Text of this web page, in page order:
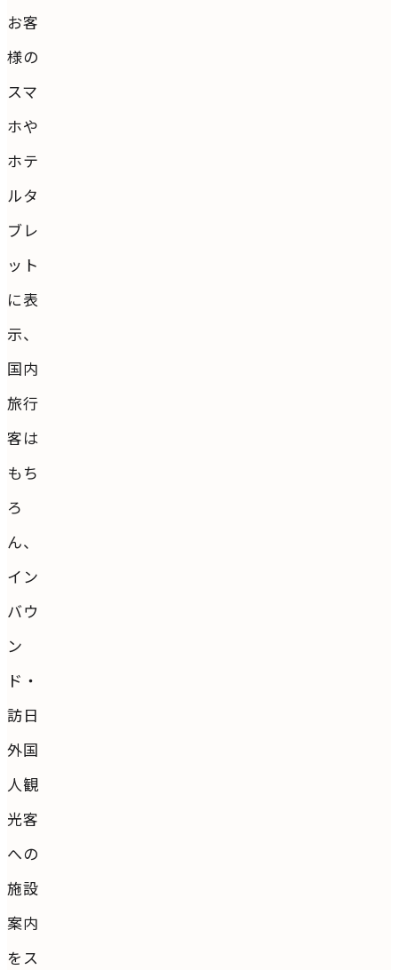
お客
様の
スマ
ホや
ホテ
ルタ
ブレ
ット
に表
示、
国内
旅行
客は
もち
ろ
ん、
イン
バウ
ン
ド・
訪日
外国
人観
光客
への
施設
案内
をス